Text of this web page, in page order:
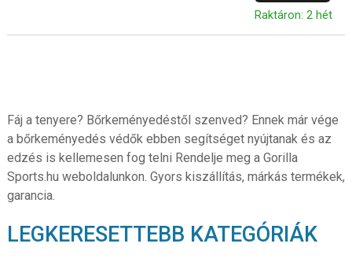
Raktáron: 2 hét
Fáj a tenyere? Bőrkeményedéstől szenved? Ennek már vége
a bőrkeményedés védők ebben segítséget nyújtanak és az
edzés is kellemesen fog telni Rendelje meg a Gorilla
Sports.hu weboldalunkon. Gyors kiszállítás, márkás termékek,
garancia.
LEGKERESETTEBB KATEGÓRIÁK